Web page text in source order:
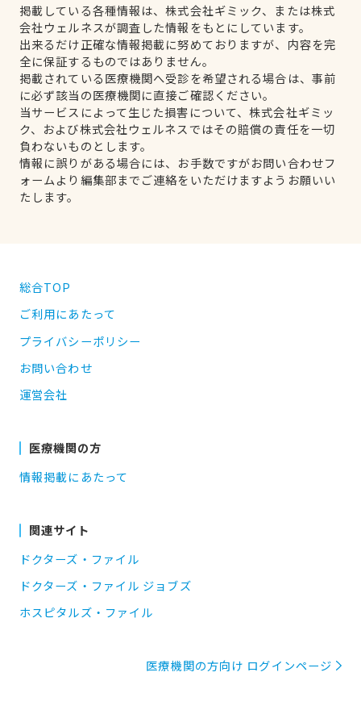
掲載している各種情報は、株式会社ギミック、または株式
会社ウェルネスが調査した情報をもとにしています。
出来るだけ正確な情報掲載に努めておりますが、内容を完
全に保証するものではありません。
掲載されている医療機関へ受診を希望される場合は、事前
に必ず該当の医療機関に直接ご確認ください。
当サービスによって生じた損害について、株式会社ギミッ
ク、および株式会社ウェルネスではその賠償の責任を一切
負わないものとします。
情報に誤りがある場合には、お手数ですがお問い合わせフ
ォームより編集部までご連絡をいただけますようお願いい
たします。
総合TOP
ご利用にあたって
プライバシーポリシー
お問い合わせ
運営会社
医療機関の方
情報掲載にあたって
関連サイト
ドクターズ・ファイル
ドクターズ・ファイル ジョブズ
ホスピタルズ・ファイル
医療機関の方向け ログインページ